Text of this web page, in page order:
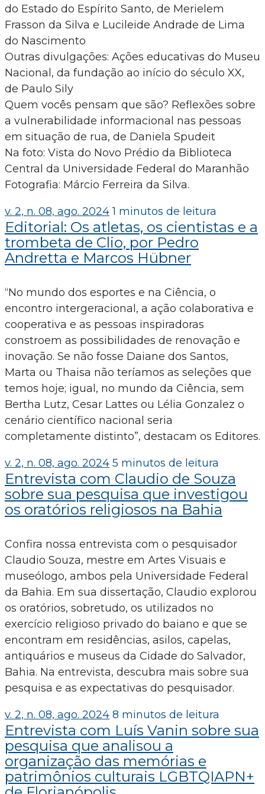
do Estado do Espírito Santo, de Merielem
Frasson da Silva e Lucileide Andrade de Lima
do Nascimento
Outras divulgações: Ações educativas do Museu
Nacional, da fundação ao início do século XX,
de Paulo Sily
Quem vocês pensam que são? Reflexões sobre
a vulnerabilidade informacional nas pessoas
em situação de rua, de Daniela Spudeit
Na foto: Vista do Novo Prédio da Biblioteca
Central da Universidade Federal do Maranhão
Fotografia: Márcio Ferreira da Silva.
v. 2, n. 08, ago. 2024 1 minutos de leitura
Editorial: Os atletas, os cientistas e a
trombeta de Clio, por Pedro
Andretta e Marcos Hübner
“No mundo dos esportes e na Ciência, o
encontro intergeracional, a ação colaborativa e
cooperativa e as pessoas inspiradoras
constroem as possibilidades de renovação e
inovação. Se não fosse Daiane dos Santos,
Marta ou Thaisa não teríamos as seleções que
temos hoje; igual, no mundo da Ciência, sem
Bertha Lutz, Cesar Lattes ou Lélia Gonzalez o
cenário científico nacional seria
completamente distinto”, destacam os Editores.
v. 2, n. 08, ago. 2024 5 minutos de leitura
Entrevista com Claudio de Souza
sobre sua pesquisa que investigou
os oratórios religiosos na Bahia
Confira nossa entrevista com o pesquisador
Claudio Souza, mestre em Artes Visuais e
museólogo, ambos pela Universidade Federal
da Bahia. Em sua dissertação, Claudio explorou
os oratórios, sobretudo, os utilizados no
exercício religioso privado do baiano e que se
encontram em residências, asilos, capelas,
antiquários e museus da Cidade do Salvador,
Bahia. Na entrevista, descubra mais sobre sua
pesquisa e as expectativas do pesquisador.
v. 2, n. 08, ago. 2024 8 minutos de leitura
Entrevista com Luís Vanin sobre sua
pesquisa que analisou a
organização das memórias e
patrimônios culturais LGBTQIAPN+